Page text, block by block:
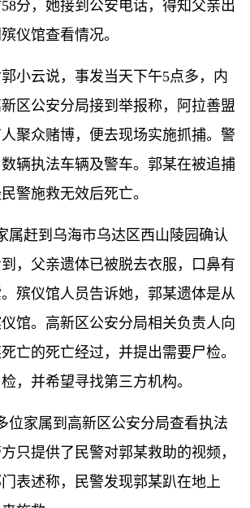
分，她接到公安电话，得知父亲出
仪馆查看情况。
小云说，事发当天下午5点多，内
区公安分局接到举报称，阿拉善盟
聚众赌博，便去现场实施抓捕。警
辆执法车辆及警车。郭某在被追捕
警施救无效后死亡。
属赶到乌海市乌达区西山陵园确认
，父亲遗体已被脱去衣服，口鼻有
殡仪馆人员告诉她，郭某遗体是从
馆。高新区公安分局相关负责人向
亡的死亡经过，并提出需要尸检。
，并希望寻找第三方机构。
位家属到高新区公安分局查看执法
只提供了民警对郭某救助的视频，
表述称，民警发现郭某趴在地上